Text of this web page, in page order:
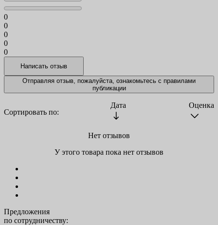
0
0
0
0
0
Отправляя отзыв, пожалуйста, ознакомьтесь с правилами
публикации
Сортировать по:
Дата Оценка
Нет отзывов
У этого товара пока нет отзывов
Предложения
по сотрудничеству: